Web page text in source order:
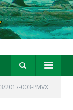
2017-003-PMVX